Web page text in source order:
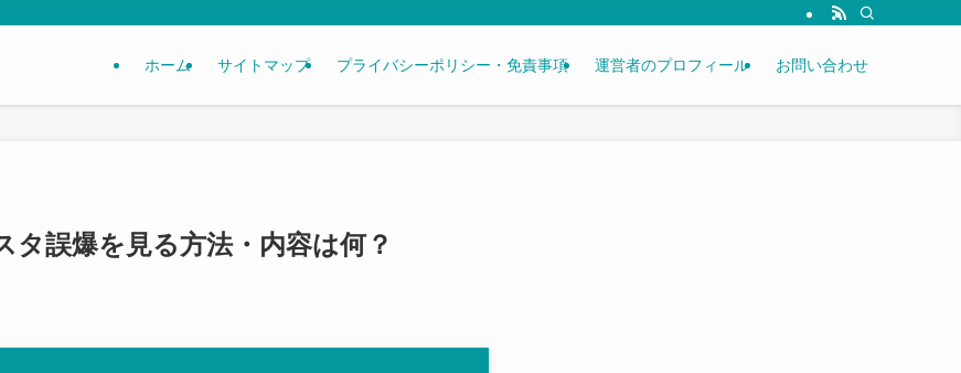
ホーム サイトマップ プライバシーポリシー・免責事項 運営者のプロフィール お問い合わせ
誤爆を見る方法・内容は何？